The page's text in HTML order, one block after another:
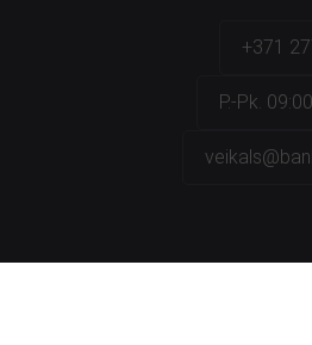
+371
P.-Pk.